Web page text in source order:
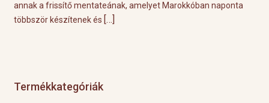
annak a frissítő mentateának, amelyet Marokkóban naponta
többször készítenek és […]
Termékkategóriák